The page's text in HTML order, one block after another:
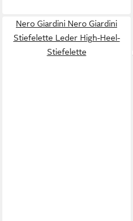
Nero Giardini Nero Giardini
Stiefelette Leder High-Heel-
Stiefelette